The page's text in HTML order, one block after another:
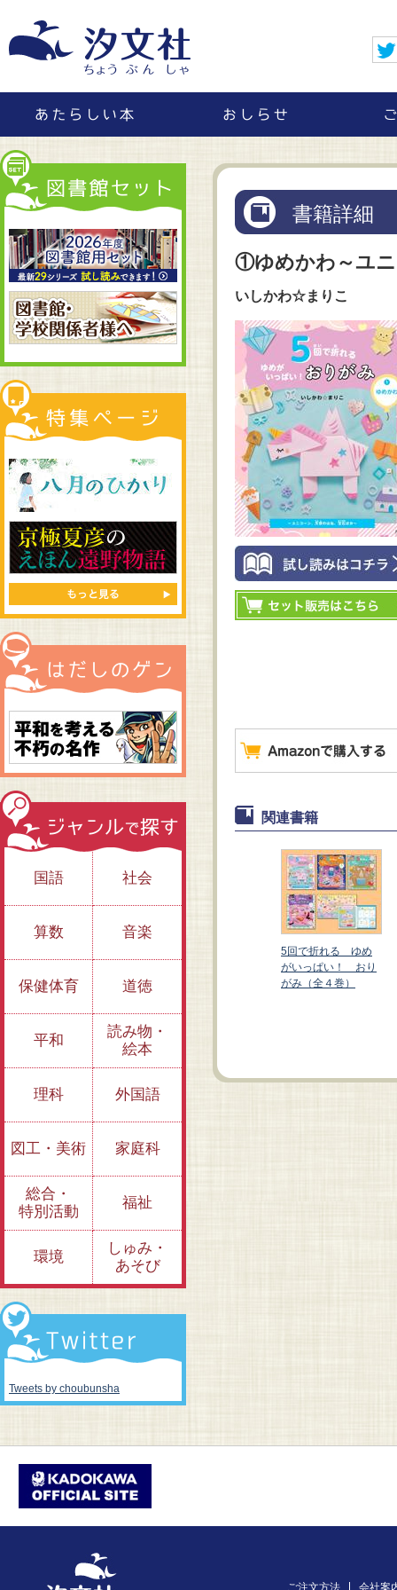
書籍詳細
①ゆめかわ～ユニ
いしかわ☆まりこ
関連書籍
④おしゃれ～コス
メ、ワンピース、サ
②宇宙～宇宙飛行
5回で折れる ゆめ
がいっぱい！ おり
がみ（全４巻）
国語 社会
算数 音楽
保健体育 道徳
平和
読み物・
絵本
理科 外国語
図工・美術 家庭科
総合・
特別活動
福祉
環境
しゅみ・
あそび
Tweets by choubunsha